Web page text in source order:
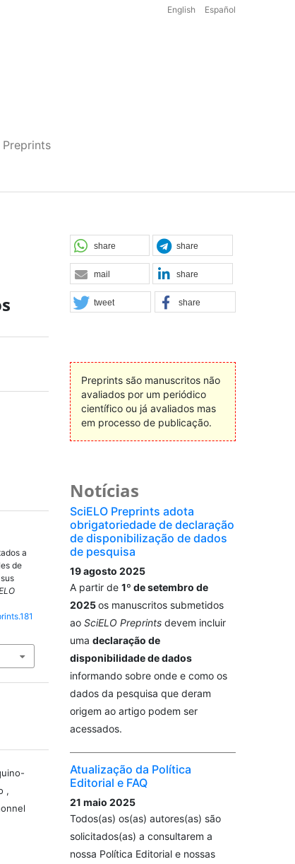
English Español
Preprints
a
de
,
share share
mail share
tweet share
Preprints são manuscritos não
avaliados por um periódico
científico ou já avaliados mas
em processo de publicação.
Notícias
SciELO Preprints adota
obrigatoriedade de declaração
de disponibilização de dados
de pesquisa
19 agosto 2025
A partir de 1º de setembro de
2025os manuscritos submetidos
ao SciELO Preprintsdevem incluir
uma declaração de
disponibilidade de dados
informando sobre onde e como os
dados da pesquisa que deram
origem ao artigo podem ser
acessados.
Atualização da Política
Editorial e FAQ
21 maio 2025
Todos(as) os(as) autores(as) são
solicitados(as) a consultarem a
nossa Política Editorial e nossas